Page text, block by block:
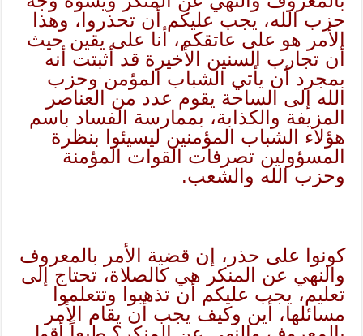
حزب الله، يجب عليكم أن تحذروا، وهذا
الأمر هو على عاتقكم، أنا على يقين حيث
أن تجارب السنين الأخيرة قد أثبتت أنه
بمجرد أن يأتي الشباب المؤمن وحزب
الله إلى الساحة يقوم عدد من العناصر
المزيفة والكذابة، بممارسة الفساد باسم
هؤلاء الشباب المؤمنين ليسيئوا بنظرة
المسؤولين تصرفات القوات المؤمنة
وحزب الله والشعب.
كونوا على حذر، إن قضية الأمر بالمعروف
والنهي عن المنكر هي كالصلاة، تحتاج إلى
تعليم، يجب عليكم أن تذهبوا وتتعلموا
مسائلها، أين وكيف يجب أن يقام الأمر